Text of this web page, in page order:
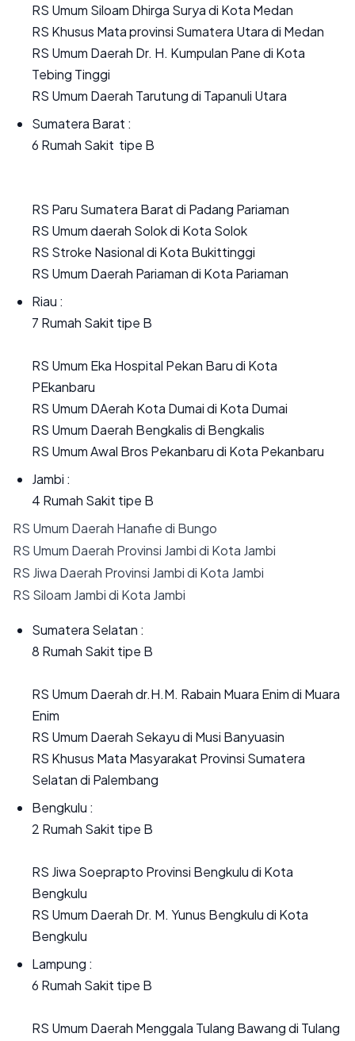
RS Umum Siloam Dhirga Surya di Kota Medan
RS Khusus Mata provinsi Sumatera Utara di Medan
RS Umum Daerah Dr. H. Kumpulan Pane di Kota
Tebing Tinggi
RS Umum Daerah Tarutung di Tapanuli Utara
Sumatera Barat :
6 Rumah Sakit tipe B
RS Paru Sumatera Barat di Padang Pariaman
RS Umum daerah Solok di Kota Solok
RS Stroke Nasional di Kota Bukittinggi
RS Umum Daerah Pariaman di Kota Pariaman
Riau :
7 Rumah Sakit tipe B
RS Umum Eka Hospital Pekan Baru di Kota
PEkanbaru
RS Umum DAerah Kota Dumai di Kota Dumai
RS Umum Daerah Bengkalis di Bengkalis
RS Umum Awal Bros Pekanbaru di Kota Pekanbaru
Jambi :
4 Rumah Sakit tipe B
RS Umum Daerah Hanafie di Bungo
RS Umum Daerah Provinsi Jambi di Kota Jambi
RS Jiwa Daerah Provinsi Jambi di Kota Jambi
RS Siloam Jambi di Kota Jambi
Sumatera Selatan :
8 Rumah Sakit tipe B
RS Umum Daerah dr.H.M. Rabain Muara Enim di Muara
Enim
RS Umum Daerah Sekayu di Musi Banyuasin
RS Khusus Mata Masyarakat Provinsi Sumatera
Selatan di Palembang
Bengkulu :
2 Rumah Sakit tipe B
RS Jiwa Soeprapto Provinsi Bengkulu di Kota
Bengkulu
RS Umum Daerah Dr. M. Yunus Bengkulu di Kota
Bengkulu
Lampung :
6 Rumah Sakit tipe B
RS Umum Daerah Menggala Tulang Bawang di Tulang